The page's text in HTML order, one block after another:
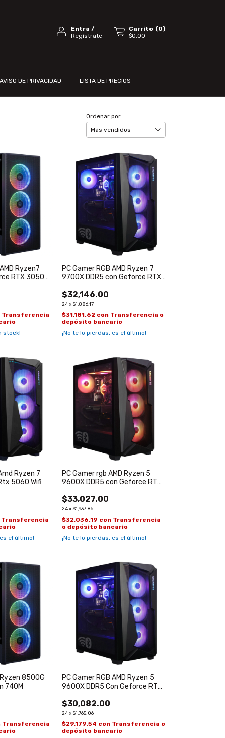
Entra /
Regístrate
Carrito (0)
$0.00
AVISO DE PRIVACIDAD LISTA DE PRECIOS
Ordenar por
Ryzen7
RTX 3050
Transferencia
stock!
PC Gamer RGB AMD Ryzen 7
9700X DDR5 con Geforce RTX
$32,146.00
24 x $1,886.17
$31,181.62 con Transferencia o
depósito bancario
¡No te lo pierdas, es el último!
Ryzen 7
5060 Wifi
Transferencia
el último!
PC Gamer rgb AMD Ryzen 5
9600X DDR5 con Geforce RTX
$33,027.00
24 x $1,937.86
$32,036.19 con Transferencia
o depósito bancario
¡No te lo pierdas, es el último!
8500G
740M
Transferencia
PC Gamer RGB AMD Ryzen 5
9600X DDR5 Con Geforce RTX
$30,082.00
24 x $1,765.06
$29,179.54 con Transferencia o
depósito bancario